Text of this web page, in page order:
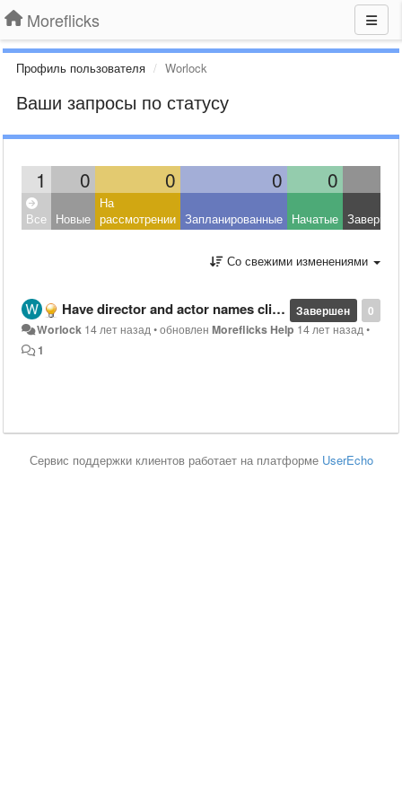
Moreflicks
Профиль пользователя Worlock
Ваши запросы по статусу
1 0 0 0 0
Все Новые
На
рассмотрении Запланированные Начатые
Со свежими изменениями
0
Завершен
Have director and actor names clickable in movie description
Worlock 14 лет назад•обновленMoreflicks Help 14 лет назад•
1
Сервис поддержки клиентов работает на платформе UserEcho